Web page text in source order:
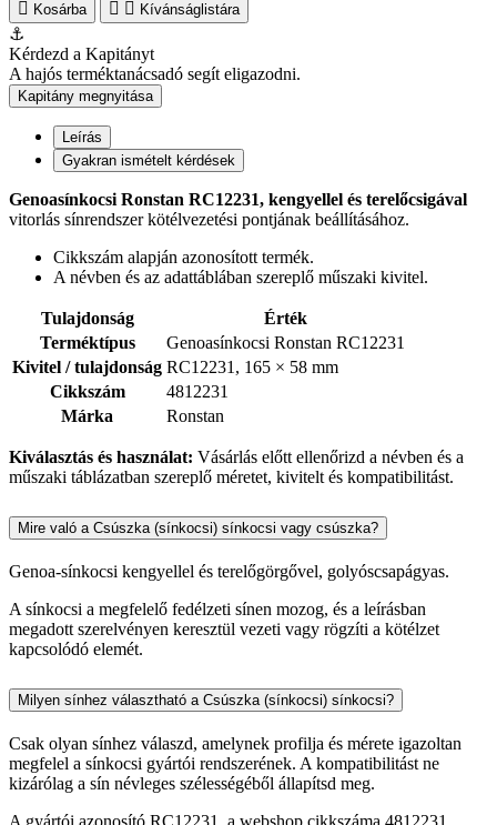
Kosárba Kívánságlistára
⚓
Kérdezd a Kapitányt
A hajós terméktanácsadó segít eligazodni.
Kapitány megnyitása
Leírás
Gyakran ismételt kérdések
Genoasínkocsi Ronstan RC12231, kengyellel és terelőcsigával
vitorlás sínrendszer kötélvezetési pontjának beállításához.
Cikkszám alapján azonosított termék.
A névben és az adattáblában szereplő műszaki kivitel.
Tulajdonság
Érték
Terméktípus
Genoasínkocsi Ronstan RC12231
Kivitel / tulajdonság RC12231, 165 × 58 mm
Cikkszám
4812231
Márka
Ronstan
Kiválasztás és használat: Vásárlás előtt ellenőrizd a névben és a
műszaki táblázatban szereplő méretet, kivitelt és kompatibilitást.
Mire való a Csúszka (sínkocsi) sínkocsi vagy csúszka?
Genoa-sínkocsi kengyellel és terelőgörgővel, golyóscsapágyas.
A sínkocsi a megfelelő fedélzeti sínen mozog, és a leírásban
megadott szerelvényen keresztül vezeti vagy rögzíti a kötélzet
kapcsolódó elemét.
Milyen sínhez választható a Csúszka (sínkocsi) sínkocsi?
Csak olyan sínhez válaszd, amelynek profilja és mérete igazoltan
megfelel a sínkocsi gyártói rendszerének. A kompatibilitást ne
kizárólag a sín névleges szélességéből állapítsd meg.
A gyártói azonosító RC12231, a webshop cikkszáma 4812231.